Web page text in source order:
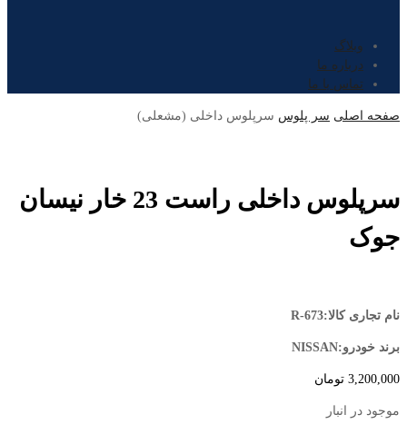
وبلاگ
درباره ما
تماس با ما
صفحه اصلی سر پلوس سرپلوس داخلی (مشعلی)
سرپلوس داخلی راست 23 خار نیسان
جوک
نام تجاری کالا:R-673
برند خودرو:NISSAN
3,200,000 تومان
موجود در انبار